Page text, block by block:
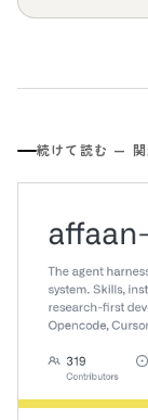
続けて読む — 関